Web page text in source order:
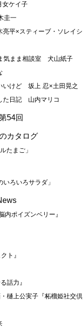
ケイ子
圭一
平×スティーブ・ソレイシ
気まま相談室 犬山紙子
いけど 坂上 忍×土田晃之
た日記 山内マリコ
54回
カタログ
たまご」
ろいろサラダ」
内ポイズンベリー』
ト』
話力』
樋上公実子『柘榴姫社交倶